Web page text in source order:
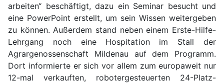
arbeiten“ beschäftigt, dazu ein Seminar besucht und
eine PowerPoint erstellt, um sein Wissen weitergeben
zu können. Außerdem stand neben einem Erste-Hilfe-
Lehrgang noch eine Hospitation im Stall der
Agrargenossenschaft Mildenau auf dem Programm.
Dort informierte er sich vor allem zum europaweit nur
12-mal verkauften, robotergesteuerten 24-Platz-